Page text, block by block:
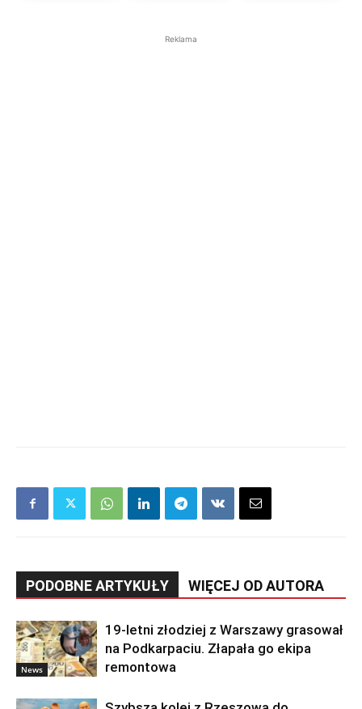
Reklama
PODOBNE ARTYKUŁY WIĘCEJ OD AUTORA
News
19-letni złodziej z Warszawy grasował
na Podkarpaciu. Złapała go ekipa
remontowa